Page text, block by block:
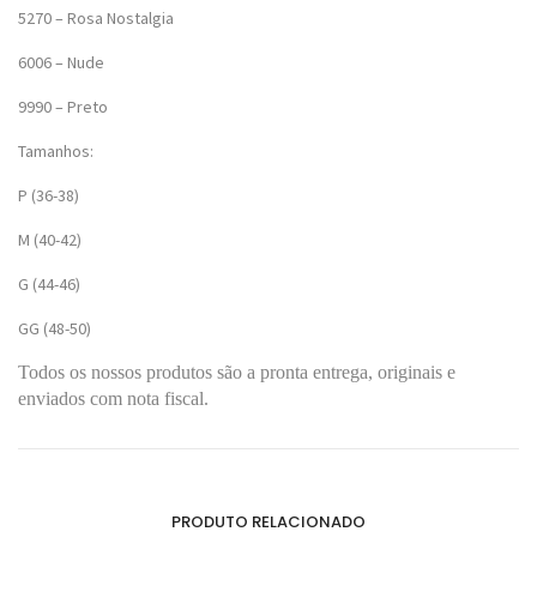
5270 – Rosa Nostalgia
6006 – Nude
9990 – Preto
Tamanhos:
P (36-38)
M (40-42)
G (44-46)
GG (48-50)
Todos os nossos produtos são a pronta entrega, originais e
enviados com nota fiscal.
PRODUTO RELACIONADO